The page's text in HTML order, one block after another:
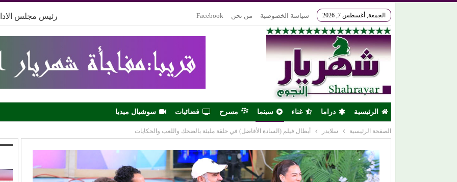
الجمعة, أغسطس 7, 2026 سياسة الخصوصية من نحن Facebook رئيس مجلس
الرئيسية دراما غناء سينما مسرح فضائيات سوشيال ميديا
الصفحة الرئيسية سلايدر أبطال فيلم (السادة الأفاضل) في حلقة مليئة بالضحك واللعب والحكايات